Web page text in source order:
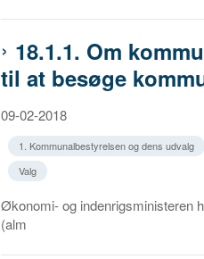
18.1.1. Om
til at besøge
09-02-2018
1. Kommunalbestyrelsen og dens udvalg
Valg
Økonomi- og indenrigsministeren
(alm